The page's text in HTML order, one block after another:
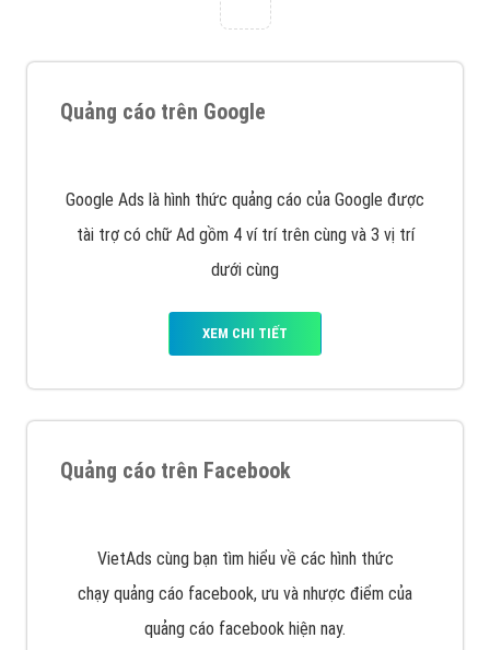
chừ hãy nhấc máy lên và gọi ngay cho chúng tôi theo
support@vietadsgroup.vnđể được tư vấn chuyên
bạn!
Quảng cáo trên Google